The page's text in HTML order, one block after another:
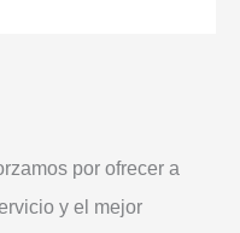
por ofrecer a
y el mejor